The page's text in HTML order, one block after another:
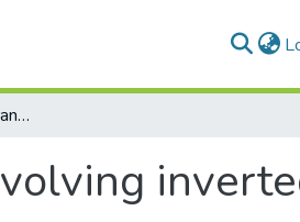
Product of independent random variables involving inverted hypergeometric function type I variables